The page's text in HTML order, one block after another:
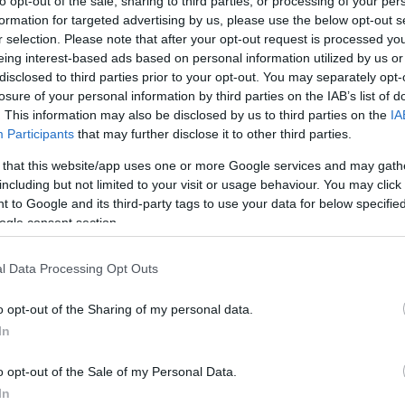
for targeted advertising by us, please use the below opt-out
selection. Please note that after your opt-out request is processed
interest-based ads based on personal information utilized by us
to third parties prior to your opt-out. You may separately
of your personal information by third parties on the IAB’s list of
This information may also be disclosed by us to third parties on the
Participants that may further disclose it to other third parties.
that this website/app uses one or more Google services and may
but not limited to your visit or usage behaviour. You may
to Google and its third-party tags to use your data for below
consent section.
Data Processing Opt Outs
opt-out of the Sharing of my personal data.
opt-out of the Sale of my Personal Data.
και η οποία δημοσιεύεται σήμερα στην
σύνολο 156 χωρών, με δείκτη ευτυχίας 5,4
η πιο ευτυχισμένη χώρα.
πως βάλλεται πιο πολύ από οποιαδήποτε
μείωση ευτυχίας κατά τη διετία 2010-2012.
στο τόξο της Ευρωζώνης και κλονίζεται από
– κατέγραψε μεγαλύτερη μείωση στα
των πολιτών βρίσκονται σε
Ιταλία, Πορτογαλία.